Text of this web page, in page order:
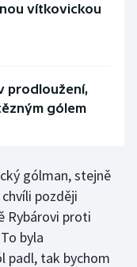
vítkovickou
prodloužení,
gólem
gólman, stejně
později
Rybárovi proti
byla
padl, tak bychom